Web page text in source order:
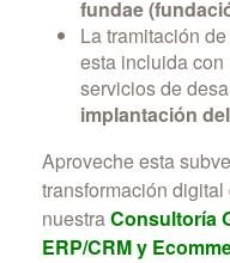
fundae
La tramitación
esta incluida
servicios de
implantación
Aproveche esta
transformación
nuestraConsultoría
ERP/CRM y